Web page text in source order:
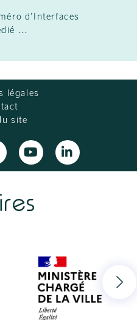
d’Interfaces
…
légales
site